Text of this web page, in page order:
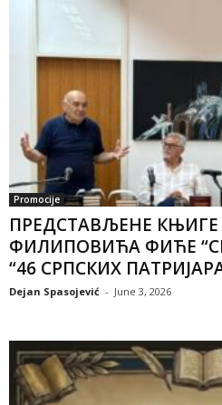
Promocije
ПРЕДСТАВЉЕНЕ
ФИЛИПОВИЋА ФИЋЕ
“46 СРПСКИХ
Dejan Spasojević - June 3, 2026